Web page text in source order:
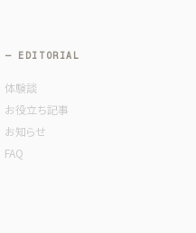
— EDITORIAL
体験談
お役立ち記事
お知らせ
FAQ